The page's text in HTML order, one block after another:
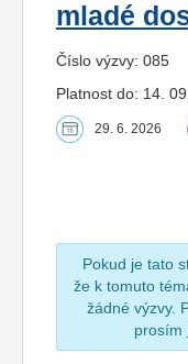
mladé
Číslo výzvy: 085
Platnost do: 14.
29. 6. 2026
Pokud je tato
že k tomuto
žádné výzvy.
prosím